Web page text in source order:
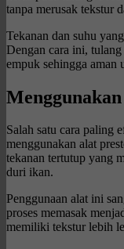
tanpa merusak tekstur
Tekanan dan suhu
Dengan cara ini,
empuk sehingga aman
Salah satu cara paling
menggunakan alat
tekanan tertutup yang
duri ikan.
Penggunaan alat ini
proses memasak
memiliki tekstur lebih